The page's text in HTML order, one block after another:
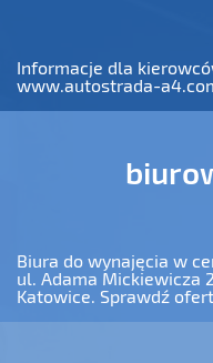
Informacje dla
www.autostrada-
Biura do wynajęcia w
ul. Adama Mickiewicza
Katowice. Sprawdź